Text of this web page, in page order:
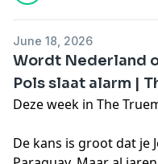
June 18, 2026
Wordt Nederland
Pols slaat alarm |
Deze week in The
De kans is groot dat je